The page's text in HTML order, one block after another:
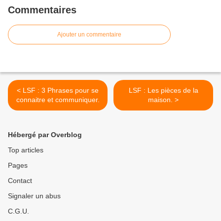
Commentaires
Ajouter un commentaire
< LSF : 3 Phrases pour se
connaitre et communiquer.
LSF : Les pièces de la
maison. >
Hébergé par Overblog
Top articles
Pages
Contact
Signaler un abus
C.G.U.